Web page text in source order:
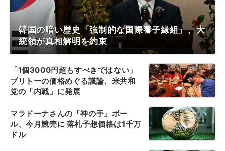
韓国の暗い歴史「強制的な国際養子縁組」、大
統領が真相解明を約束
「1個3000円超もすべきではない」
ブリトーの価格めぐる議論、米共和
党の「内戦」に発展
マラドーナさんの「神の手」ボー
ル、今月競売に 落札予想価格は1千万
ドル